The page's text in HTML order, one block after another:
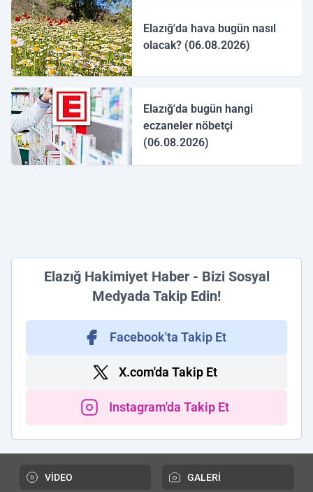
Elazığ'da hava bugün nasıl
olacak? (06.08.2026)
Elazığ'da bugün hangi
eczaneler nöbetçi
(06.08.2026)
Elazığ Hakimiyet Haber - Bizi Sosyal
Medyada Takip Edin!
Facebook'ta Takip Et
X.com'da Takip Et
Instagram'da Takip Et
VİDEO GALERİ